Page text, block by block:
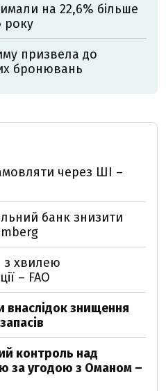
на 22,6% більше
року
призвела до
бронювань
через ШІ –
банк знизити
з хвилею
– FAO
внаслідок знищення
контроль над
за угодою з Оманом –